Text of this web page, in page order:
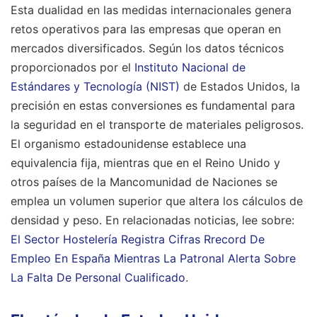
Esta dualidad en las medidas internacionales genera
retos operativos para las empresas que operan en
mercados diversificados. Según los datos técnicos
proporcionados por el Instituto Nacional de
Estándares y Tecnología (NIST) de Estados Unidos, la
precisión en estas conversiones es fundamental para
la seguridad en el transporte de materiales peligrosos.
El organismo estadounidense establece una
equivalencia fija, mientras que en el Reino Unido y
otros países de la Mancomunidad de Naciones se
emplea un volumen superior que altera los cálculos de
densidad y peso. En relacionadas noticias, lee sobre:
El Sector Hostelería Registra Cifras Rrecord De
Empleo En España Mientras La Patronal Alerta Sobre
La Falta De Personal Cualificado.